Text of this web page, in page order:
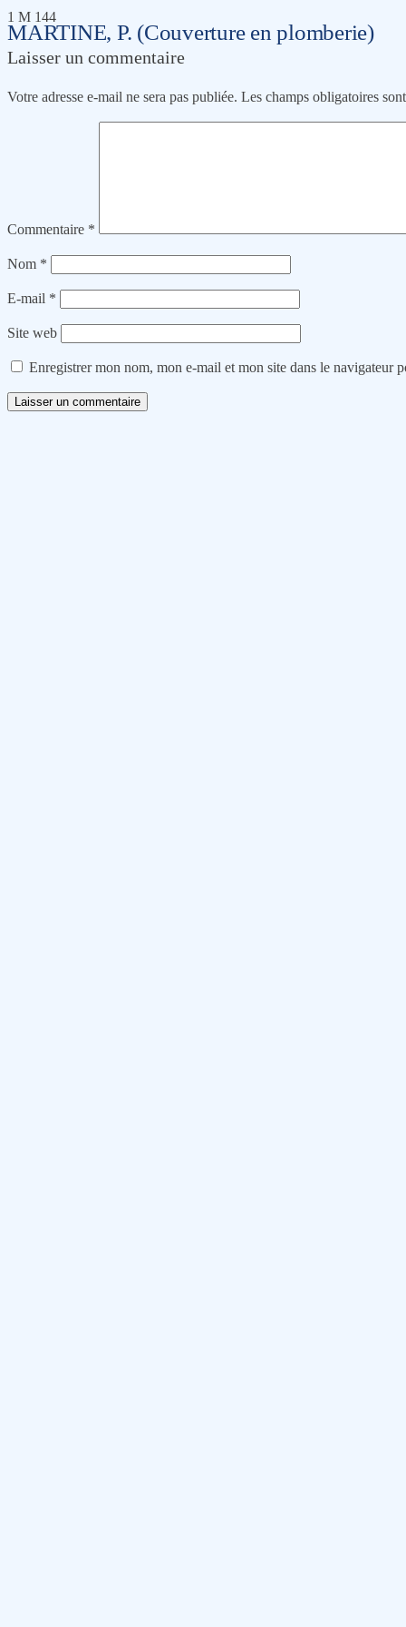
MARTINE, P. (Couverture en plomberie)
1 M 144
Laisser un commentaire
Votre adresse e-mail ne sera pas publiée. Les champs obligatoires
Commentaire *
Nom *
E-mail *
Site web
Enregistrer mon nom, mon e-mail et mon site dans le navigateur